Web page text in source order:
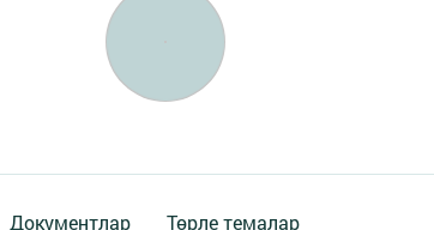
Документлар Төрле темалар